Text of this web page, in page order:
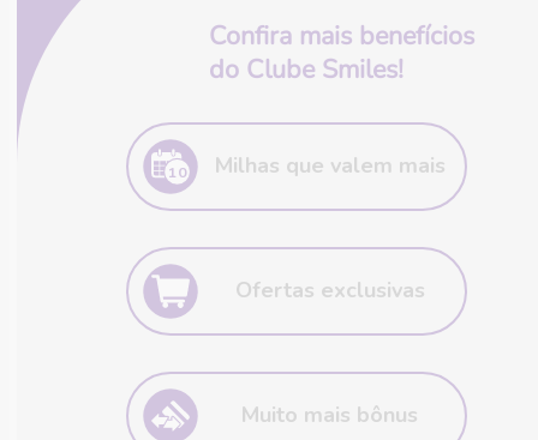
Confira mais benefícios
do Clube Smiles!
10 Milhas que valem mais
As do plano possuem 10 anos de
validade!
Ofertas exclusivas
Procure pelos ícones na cor roxa e
faça a festa!
Muito mais bônus